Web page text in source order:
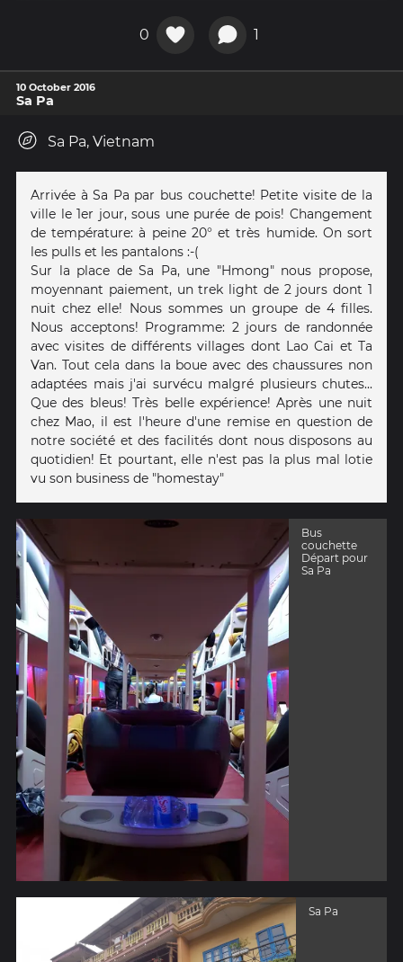
0 1
10 October 2016
Sa Pa
Sa Pa, Vietnam
Arrivée à Sa Pa par bus couchette! Petite visite de la
ville le 1er jour, sous une purée de pois! Changement
de température: à peine 20° et très humide. On sort
les pulls et les pantalons :-(
Sur la place de Sa Pa, une "Hmong" nous propose,
moyennant paiement, un trek light de 2 jours dont 1
nuit chez elle! Nous sommes un groupe de 4 filles.
Nous acceptons! Programme: 2 jours de randonnée
avec visites de différents villages dont Lao Cai et Ta
Van. Tout cela dans la boue avec des chaussures non
adaptées mais j'ai survécu malgré plusieurs chutes...
Que des bleus! Très belle expérience! Après une nuit
chez Mao, il est l'heure d'une remise en question de
notre société et des facilités dont nous disposons au
quotidien! Et pourtant, elle n'est pas la plus mal lotie
vu son business de "homestay"
Bus
couchette
Départ pour
Sa Pa
Sa Pa